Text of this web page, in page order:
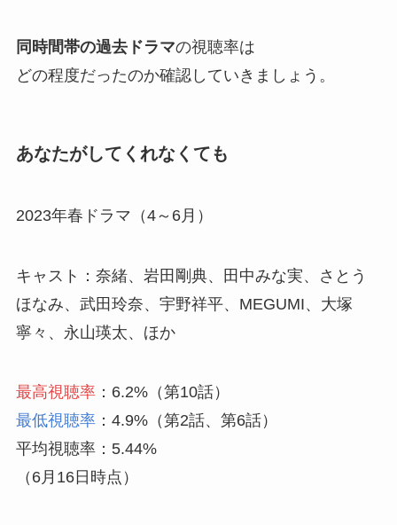
同時間帯の過去ドラマの視聴率は
どの程度だったのか確認していきましょう。
あなたがしてくれなくても
2023年春ドラマ（4～6月）
キャスト：奈緒、岩田剛典、田中みな実、さとう
ほなみ、武田玲奈、宇野祥平、MEGUMI、大塚
寧々、永山瑛太、ほか
最高視聴率：6.2%（第10話）
最低視聴率：4.9%（第2話、第6話）
平均視聴率：5.44%
（6月16日時点）